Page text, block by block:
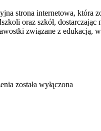
strona internetowa, która
oraz szkół,
związane z
została wyłączona